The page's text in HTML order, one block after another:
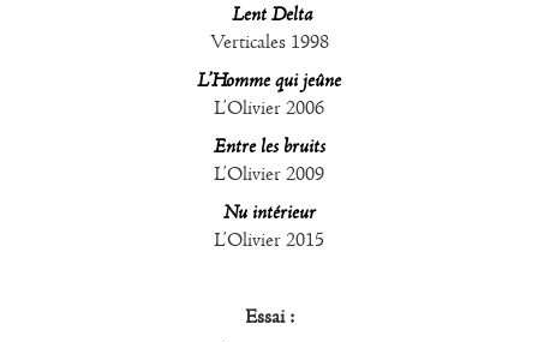
Lent Delta
Verticales 1998
L’Homme qui jeûne
L’Olivier 2006
Entre les bruits
L’Olivier 2009
Nu intérieur
L’Olivier 2015
Essai :